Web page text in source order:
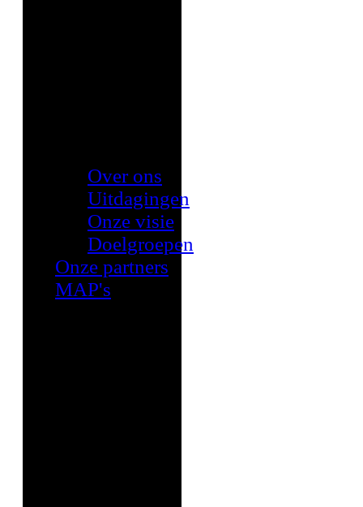
Over ons
Uitdagingen
Onze visie
Doelgroepen
Onze partners
MAP's